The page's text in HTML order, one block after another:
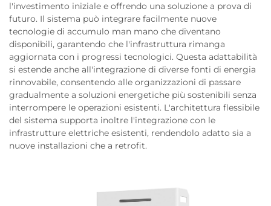
l'investimento iniziale e offrendo una soluzione a prova di
futuro. Il sistema può integrare facilmente nuove
tecnologie di accumulo man mano che diventano
disponibili, garantendo che l'infrastruttura rimanga
aggiornata con i progressi tecnologici. Questa adattabilità
si estende anche all'integrazione di diverse fonti di energia
rinnovabile, consentendo alle organizzazioni di passare
gradualmente a soluzioni energetiche più sostenibili senza
interrompere le operazioni esistenti. L'architettura flessibile
del sistema supporta inoltre l'integrazione con le
infrastrutture elettriche esistenti, rendendolo adatto sia a
nuove installazioni che a retrofit.